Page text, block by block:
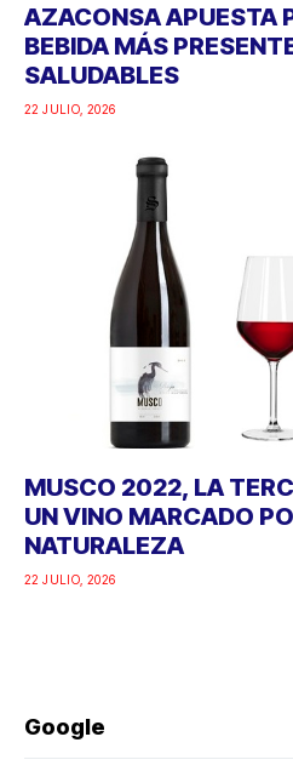
AZACONSA APUESTA
BEBIDA MÁS
SALUDABLES
22 JULIO, 2026
MUSCO 2022, LA
UN VINO MARCADO
NATURALEZA
22 JULIO, 2026
Google